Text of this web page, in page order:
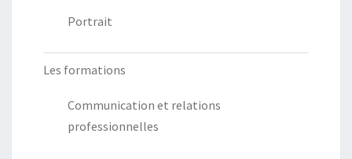
Portrait
Les formations
Communication et relations
professionnelles